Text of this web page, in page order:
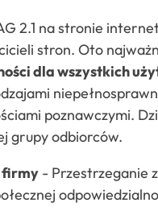
2.1 na stronie
stron. Oto
dla wszystkich
poznawczymi.
grupy odbiorców.
firmy - Przestrzeganie